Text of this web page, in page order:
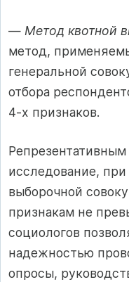
— Метод квотной
метод,
генеральной
отбора
4-х признаков.
Репрезентативным
исследование,
выборочной
признакам не
социологов
надежностью
опросы,